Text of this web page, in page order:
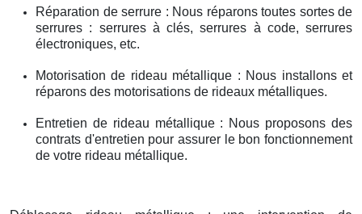
Réparation de serrure : Nous réparons toutes sortes de
serrures : serrures à clés, serrures à code, serrures
électroniques, etc.
Motorisation de rideau métallique : Nous installons et
réparons des motorisations de rideaux métalliques.
Entretien de rideau métallique : Nous proposons des
contrats d'entretien pour assurer le bon fonctionnement
de votre rideau métallique.